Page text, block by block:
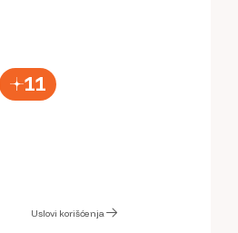
11
Uslovi korišćenja